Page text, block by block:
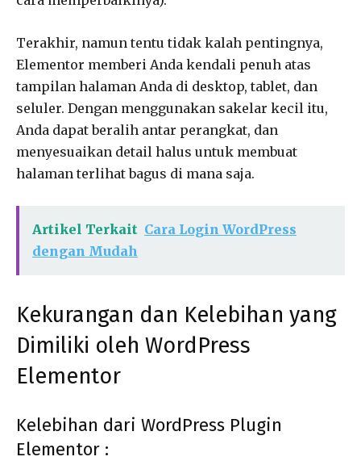
Terakhir, namun tentu tidak kalah pentingnya,
Elementor memberi Anda kendali penuh atas
tampilan halaman Anda di desktop, tablet, dan
seluler. Dengan menggunakan sakelar kecil itu,
Anda dapat beralih antar perangkat, dan
menyesuaikan detail halus untuk membuat
halaman terlihat bagus di mana saja.
Artikel Terkait Cara Login WordPress
dengan Mudah
Kekurangan dan Kelebihan yang
Dimiliki oleh WordPress
Elementor
Kelebihan dari WordPress Plugin
Elementor :